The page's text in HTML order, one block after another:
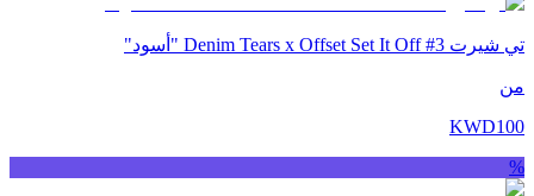
تي شيرت Denim Tears x Offset Set It Off #3 "أسود"
من
KWD100
%